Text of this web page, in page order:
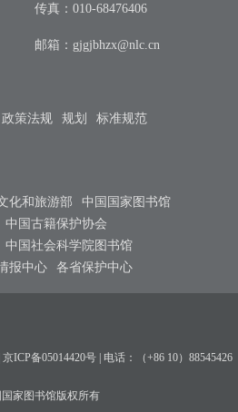
传真：010-68476406
邮箱： gjgjbhzx@nlc.cn
政策法规 规划
标准规范
化和旅游部
中国国家图书馆
中国古籍保护协会
中国社会科学院图书馆
报中心
各省保护中心
京ICP备05014420号 | 电话：（+86 10）88545426
家图书馆版权所有